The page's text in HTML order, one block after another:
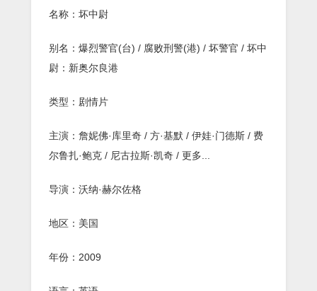
英
名称：坏中尉
别名：爆烈警官(台) / 腐败刑警(港) / 坏警官 / 坏中
尉：新奥尔良港
类型：剧情片
主演：詹妮佛·库里奇 / 方·基默 / 伊娃·门德斯 / 费
尔鲁扎·鲍克 / 尼古拉斯·凯奇 / 更多...
导演：沃纳·赫尔佐格
地区：美国
年份：2009